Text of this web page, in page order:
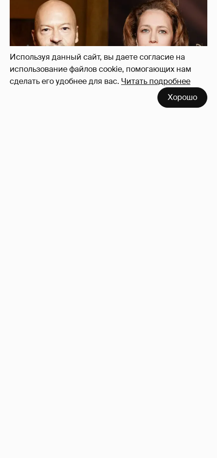
Используя данный сайт, вы даете согласие на
использование файлов cookie, помогающих нам
сделать его удобнее для вас. Читать подробнее
Хорошо